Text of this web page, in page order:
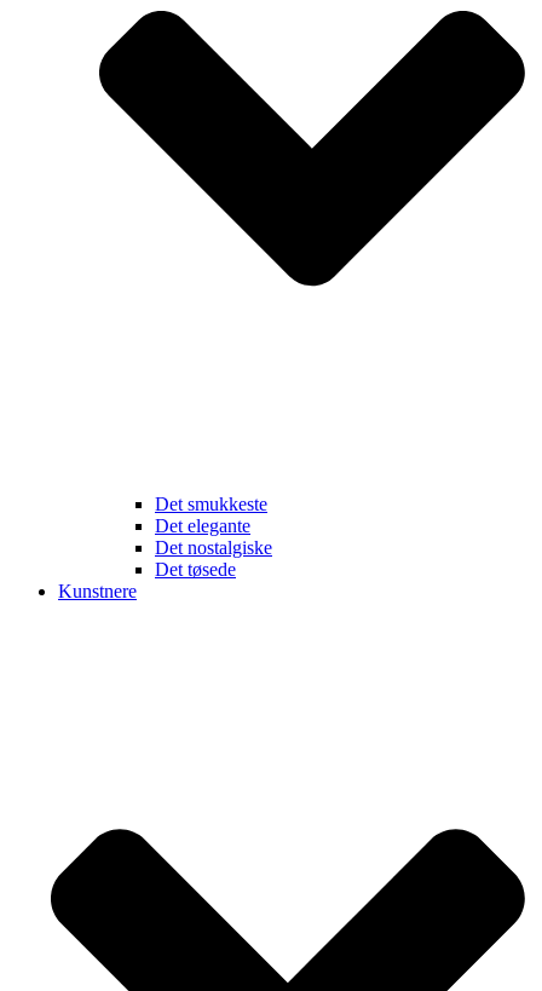
Det smukkeste
Det elegante
Det nostalgiske
Det tøsede
Kunstnere